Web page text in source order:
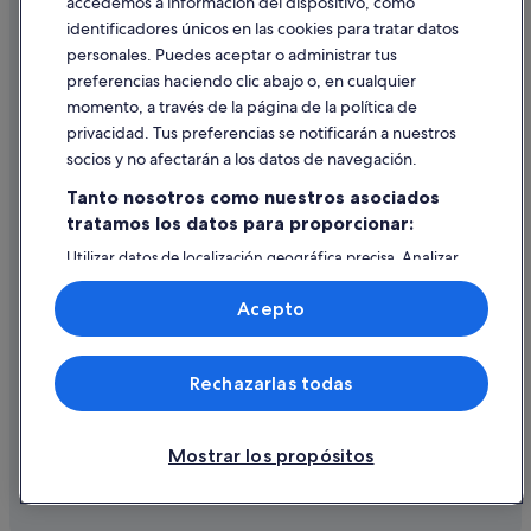
Ayuda
Cancelar un vuelo
Cancelar una reserva de hotel o de un alquiler vacacional
Utilizar un cupón de Expedia
Documentos para viajes internacionales
© 2026 Expedia, Inc., una empresa de Expedia Group. Todos los
derechos reservados. Expedia y el logotipo de Expedia son marcas
comerciales o marcas comerciales registradas de Expedia, Inc.
identificadores únicos en las cookies para tratar datos
personales. Puedes aceptar o administrar tus
preferencias haciendo clic abajo o, en cualquier
momento, a través de la página de la política de
privacidad. Tus preferencias se notificarán a nuestros
socios y no afectarán a los datos de navegación.
Tanto nosotros como nuestros asociados
tratamos los datos para proporcionar:
Utilizar datos de localización geográfica precisa. Analizar
activamente las características del dispositivo para su
identificación. Almacenar la información en un dispositivo
y/o acceder a ella. Publicidad y contenido personalizados,
medición de publicidad y contenido, investigación de
audiencia y desarrollo de servicios.
Lista de asociados (proveedores)
Mostrar los propósitos
Rechazarlas todas
Acepto